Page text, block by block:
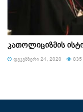
კათოლიციზმის
ᲓᲔᲙᲔᲛᲑᲔᲠᲘ 24, 2020 835